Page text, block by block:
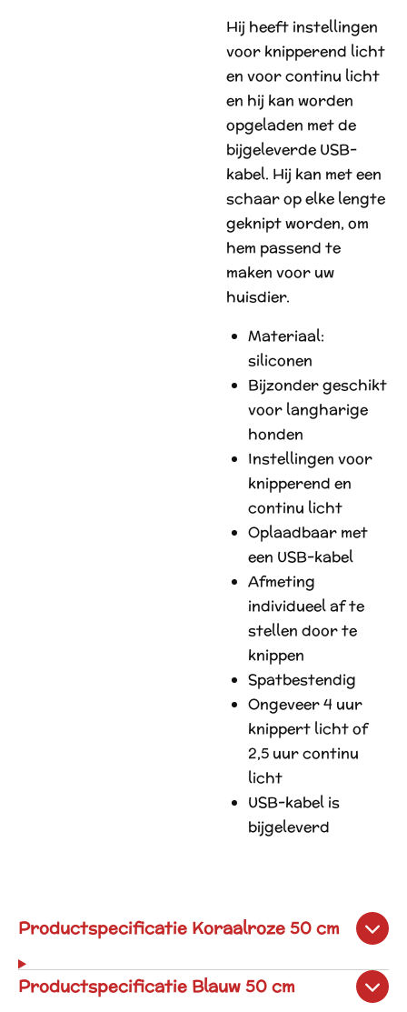
Hij heeft instellingen
voor knipperend licht
en voor continu licht
en hij kan worden
opgeladen met de
bijgeleverde USB-
kabel. Hij kan met een
schaar op elke lengte
geknipt worden, om
hem passend te
maken voor uw
huisdier.
Materiaal:
siliconen
Bijzonder geschikt
voor langharige
honden
Instellingen voor
knipperend en
continu licht
Oplaadbaar met
een USB-kabel
Afmeting
individueel af te
stellen door te
knippen
Spatbestendig
Ongeveer 4 uur
knippert licht of
2,5 uur continu
licht
USB-kabel is
bijgeleverd
Productspecificatie Koraalroze 50 cm
Productspecificatie Blauw 50 cm